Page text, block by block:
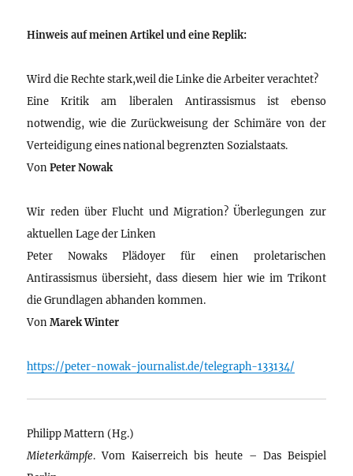
Hinweis auf meinen Artikel und eine Replik:
Wird die Rechte stark,weil die Linke die Arbeiter verachtet?
Eine Kritik am liberalen Antirassismus ist ebenso
notwendig, wie die Zurückweisung der Schimäre von der
Verteidigung eines national begrenzten Sozialstaats.
VonPeter Nowak
Wir reden über Flucht und Migration? Überlegungen zur
aktuellen Lage der Linken
Peter Nowaks Plädoyer für einen proletarischen
Antirassismus übersieht, dass diesem hier wie im Trikont
die Grundlagen abhanden kommen.
VonMarek Winter
https://peter-nowak-journalist.de/telegraph-133134/
Philipp Mattern (Hg.)
Mieterkämpfe. Vom Kaiserreich bis heute – Das Beispiel